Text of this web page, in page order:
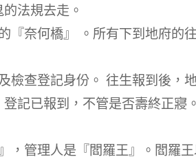
法規去走。
『奈何橋』 。所有下到地府的
檢查登記身份。 往生報到後，
記已報到，不管是否壽終正寢
，管理人是『閻羅王』。閻羅